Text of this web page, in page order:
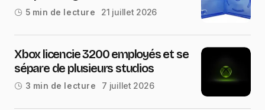
5 min de lecture 21 juillet 2026
Xbox licencie 3200 employés et se
sépare de plusieurs studios
3 min de lecture 7 juillet 2026